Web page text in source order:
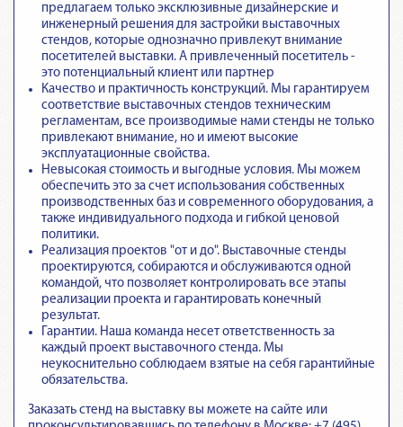
предлагаем только эксклюзивные дизайнерские и
инженерный решения для застройки выставочных
стендов, которые однозначно привлекут внимание
посетителей выставки. А привлеченный посетитель -
это потенциальный клиент или партнер
Качество и практичность конструкций. Мы гарантируем
соответствие выставочных стендов техническим
регламентам, все производимые нами стенды не только
привлекают внимание, но и имеют высокие
эксплуатационные свойства.
Невысокая стоимость и выгодные условия. Мы можем
обеспечить это за счет использования собственных
производственных баз и современного оборудования, а
также индивидуального подхода и гибкой ценовой
политики.
Реализация проектов "от и до". Выставочные стенды
проектируются, собираются и обслуживаются одной
командой, что позволяет контролировать все этапы
реализации проекта и гарантировать конечный
результат.
Гарантии. Наша команда несет ответственность за
каждый проект выставочного стенда. Мы
неукоснительно соблюдаем взятые на себя гарантийные
обязательства.
Заказать стенд на выставку вы можете на сайте или